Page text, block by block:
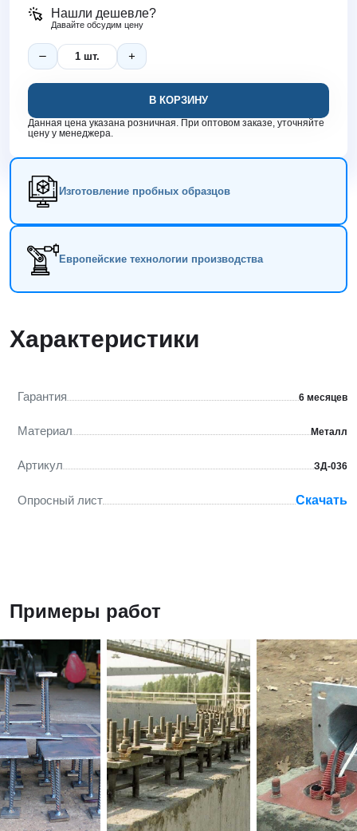
Нашли дешевле?
Давайте обсудим цену
В КОРЗИНУ
Данная цена указана розничная. При оптовом заказе, уточняйте
цену у менеджера.
Изготовление пробных образцов
Европейские технологии производства
Характеристики
Гарантия 6 месяцев
Материал Металл
Артикул ЗД-036
Опросный лист Скачать
Примеры работ